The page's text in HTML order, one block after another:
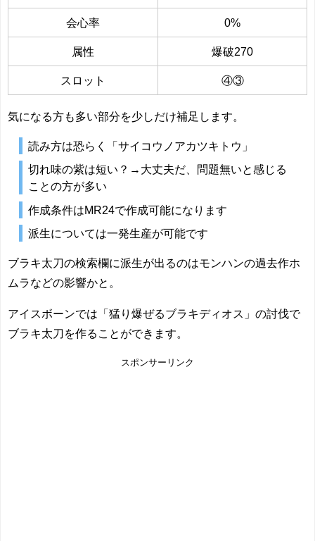
会心率 0%
属性 爆破270
スロット ④③
気になる方も多い部分を少しだけ補足します。
読み方は恐らく「サイコウノアカツキトウ」
切れ味の紫は短い？→大丈夫だ、問題無いと感じる
ことの方が多い
作成条件はMR24で作成可能になります
派生については一発生産が可能です
ブラキ太刀の検索欄に派生が出るのはモンハンの過去作ホ
ムラなどの影響かと。
アイスボーンでは「猛り爆ぜるブラキディオス」の討伐で
ブラキ太刀を作ることができます。
スポンサーリンク